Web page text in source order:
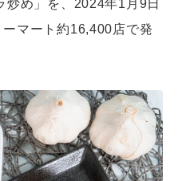
炒め」を、2024年1月9日
ーマート約16,400店で発